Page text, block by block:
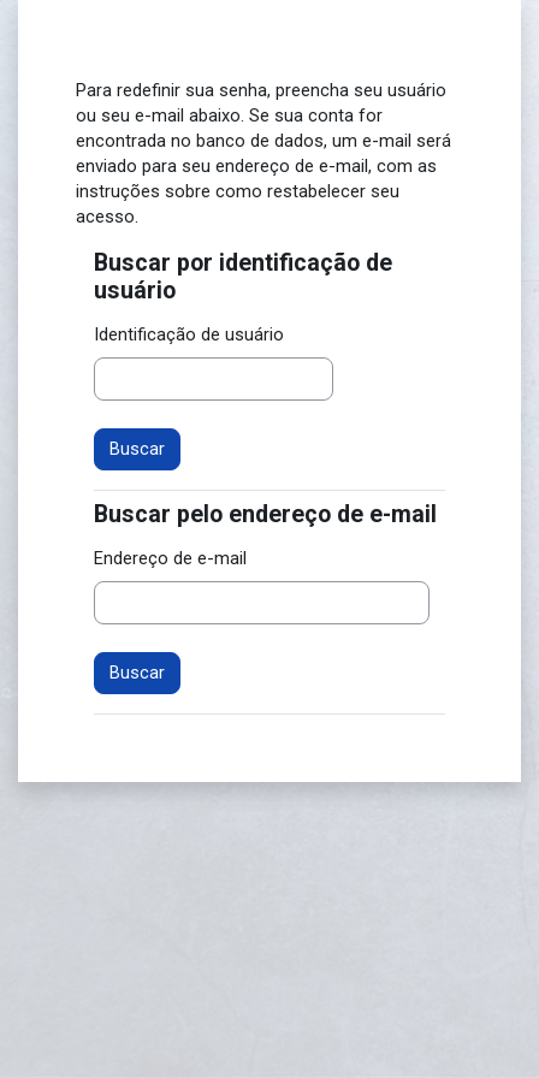
Para redefinir sua senha, preencha seu usuário
ou seu e-mail abaixo. Se sua conta for
encontrada no banco de dados, um e-mail será
enviado para seu endereço de e-mail, com as
instruções sobre como restabelecer seu
acesso.
Buscar por identificação de usuário
Buscar por identificação de
usuário
Identificação de usuário
Buscar pelo endereço de e-mail
Buscar pelo endereço de e-mail
Endereço de e-mail